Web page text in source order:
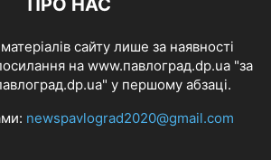
ПРО НАС
сайту лише за наявності
на www.павлоград.dp.ua "за
у першому абзаці.
newspavlograd2020@gmail.com